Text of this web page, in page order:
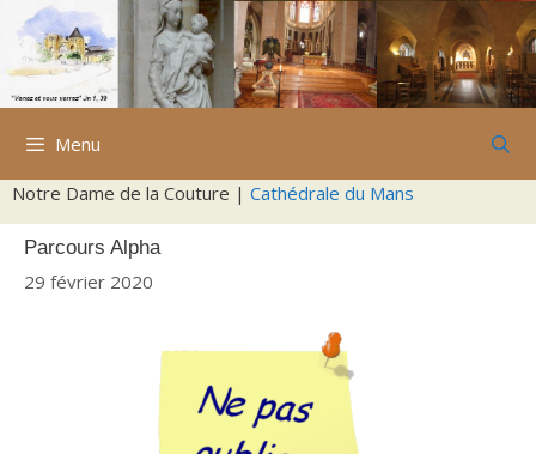
Aller
contenu
Menu
Notre Dame de la Couture | Cathédrale du Mans
Parcours Alpha
29 février 2020